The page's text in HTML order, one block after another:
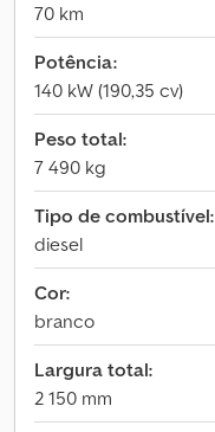
70 km
Potência:
140 kW (190,35 cv)
Peso total:
7 490 kg
Tipo de combustível:
diesel
Cor:
branco
Largura total:
2 150 mm